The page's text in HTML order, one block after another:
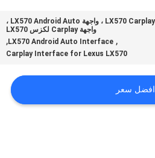
واجهة LX570 Carplay ، واجهة LX570 Android Auto ،
واجهة Carplay لكزس LX570
,
LX570 Android Auto Interface
,
Carplay Interface for Lexus LX570
افضل سعر